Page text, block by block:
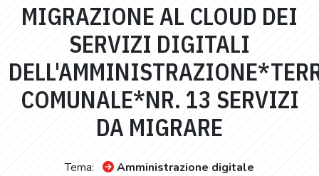
MIGRAZIONE AL CLOUD DEI
SERVIZI DIGITALI
COMUNALE*NR. 13 SERVIZI
DA MIGRARE
Tema: Amministrazione digitale